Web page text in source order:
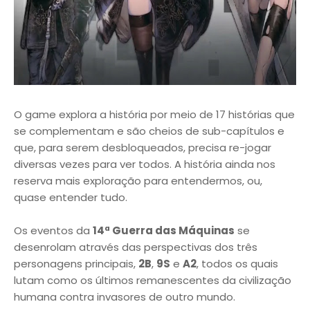
O game explora a história por meio de 17 histórias que
se complementam e são cheios de sub-capítulos e
que, para serem desbloqueados, precisa re-jogar
diversas vezes para ver todos. A história ainda nos
reserva mais exploração para entendermos, ou,
quase entender tudo.
Os eventos da 14ª Guerra das Máquinas se
desenrolam através das perspectivas dos três
personagens principais, 2B, 9S e A2, todos os quais
lutam como os últimos remanescentes da civilização
humana contra invasores de outro mundo.